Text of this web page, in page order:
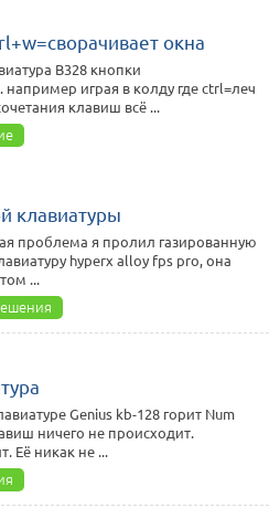
окна
B328 кнопки
например играя в колду где ctrl=леч
клавиш всё ...
клавиатуры
проблема я пролил газированную
hyperx alloy fps pro, она
...
Genius kb-128 горит Num
ничего не происходит.
Её никак не ...